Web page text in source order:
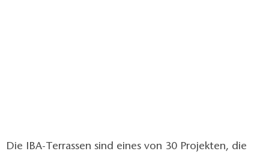
Die IBA-Terrassen sind eines von 30 Projekten, die